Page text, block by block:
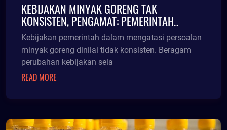
KEBIJAKAN MINYAK GORENG TAK
KONSISTEN, PENGAMAT: PEMERINTAH
TERKESAN TAK PUNYA PERHITUNGAN VALID
Kebijakan pemerintah dalam mengatasi persoalan
minyak goreng dinilai tidak konsisten. Beragam
perubahan kebijakan sela
READ MORE